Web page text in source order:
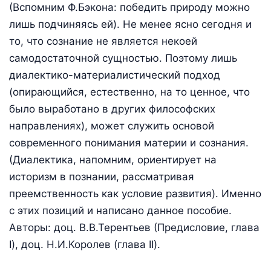
(Вспомним Ф.Бэкона: победить природу можно
лишь подчиняясь ей). Не менее ясно сегодня и
то, что сознание не является некоей
самодостаточной сущностью. Поэтому лишь
диалектико-материалистический подход
(опирающийся, естественно, на то ценное, что
было выработано в других философских
направлениях), может служить основой
современного понимания материи и сознания.
(Диалектика, напомним, ориентирует на
историзм в познании, рассматривая
преемственность как условие развития). Именно
с этих позиций и написано данное пособие.
Авторы: доц. В.В.Терентьев (Предисловие, глава
I), доц. Н.И.Королев (глава II).